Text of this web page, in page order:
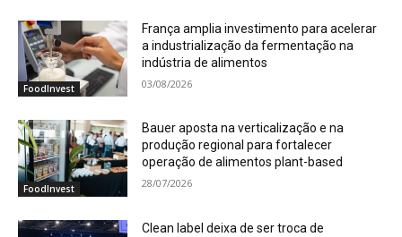
FoodInvest
França amplia investimento para acelerar
a industrialização da fermentação na
indústria de alimentos
03/08/2026
FoodInvest
Bauer aposta na verticalização e na
produção regional para fortalecer
operação de alimentos plant-based
28/07/2026
Clean label deixa de ser troca de